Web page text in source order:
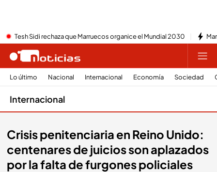
Tesh Sidi rechaza que Marruecos organice el Mundial 2030
Lo último Nacional Internacional Economía Sociedad
Internacional
Crisis penitenciaria en Reino Unido:
centenares de juicios son aplazados
por la falta de furgones policiales